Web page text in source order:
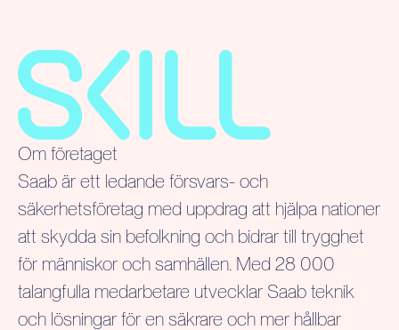
Om företaget
Saab är ett ledande försvars- och
säkerhetsföretag med uppdrag att hjälpa nationer
att skydda sin befolkning och bidrar till trygghet
för människor och samhällen. Med 28 000
talangfulla medarbetare utvecklar Saab teknik
och lösningar för en säkrare och mer hållbar